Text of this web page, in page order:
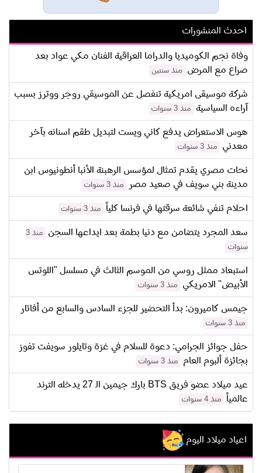
احدث المنشورات
وفاة نجم الكوميديا والدراما العراقية الفنان مكي عواد بعد
صراع مع المرض
منذ سنتين
شركة موسيقى امريكية تنفصل عن الموسيقي روجر ووترز بسبب
آراءه السياسية
منذ 3 سنوات
هوس الاستعراض يدفع كاني ويست لتبديل طقم اسنانه بآخر
معدني
منذ 3 سنوات
نحات مصري يقدم تمثال لمؤسس الرهبنة الأنبا أنطونيوس ابن
مدينة بني سويف في صعيد مصر
منذ 3 سنوات
احلام تنفي شائعة سرقتها في فرنسا كلياً منذ 3 سنوات
سعد المجرد يتضامن مع دنيا بطمة بعد ايداعها السجن
منذ 3
سنوات
استبعاد ممثل روسي من الموسم الثالث في مسلسل "اللوتس
الأبيض" الامريكي
منذ 3 سنوات
جيمس كاميرون: بدأ التحضير للجزء السادس والسابع من أفاتار
منذ 3 سنوات
حفل جوائز الجرامي: دعوة للسلام في غزة وتايلور سويفت تفوز
بجائزة ألبوم العام
منذ 3 سنوات
عيد ميلاد عضو فريق BTS بارك جيمين الـ 27 يدخله الترند
عالمياً
منذ 4 سنوات
اعياد ميلاد اليوم